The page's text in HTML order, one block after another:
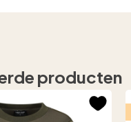
producten